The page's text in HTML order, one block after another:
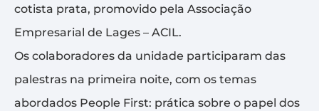
cotista prata, promovido pela Associação
Empresarial de Lages – ACIL.
Os colaboradores da unidade participaram das
palestras na primeira noite, com os temas
abordados People First: prática sobre o papel dos